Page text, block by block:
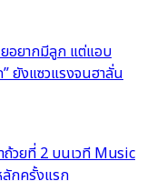
ยอยากมีลูก แต่แอบ
ยังแซวแรงจนฮาลั่น
ถ้วยที่ 2 บนเวที Music
กครั้งแรก